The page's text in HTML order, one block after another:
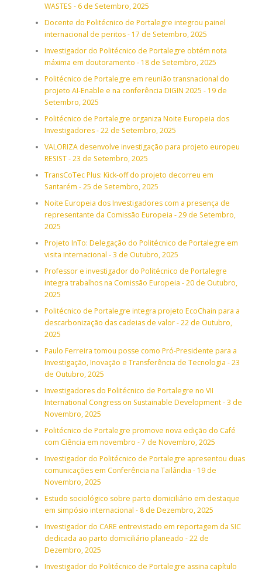
WASTES - 6 de Setembro, 2025
Docente do Politécnico de Portalegre integrou painel
internacional de peritos - 17 de Setembro, 2025
Investigador do Politécnico de Portalegre obtém nota
máxima em doutoramento - 18 de Setembro, 2025
Politécnico de Portalegre em reunião transnacional do
projeto AI-Enable e na conferência DIGIN 2025 - 19 de
Setembro, 2025
Politécnico de Portalegre organiza Noite Europeia dos
Investigadores - 22 de Setembro, 2025
VALORIZA desenvolve investigação para projeto europeu
RESIST - 23 de Setembro, 2025
TransCoTec Plus: Kick-off do projeto decorreu em
Santarém - 25 de Setembro, 2025
Noite Europeia dos Investigadores com a presença de
representante da Comissão Europeia - 29 de Setembro,
2025
Projeto InTo: Delegação do Politécnico de Portalegre em
visita internacional - 3 de Outubro, 2025
Professor e investigador do Politécnico de Portalegre
integra trabalhos na Comissão Europeia - 20 de Outubro,
2025
Politécnico de Portalegre integra projeto EcoChain para a
descarbonização das cadeias de valor - 22 de Outubro,
2025
Paulo Ferreira tomou posse como Pró-Presidente para a
Investigação, Inovação e Transferência de Tecnologia - 23
de Outubro, 2025
Investigadores do Politécnico de Portalegre no VII
International Congress on Sustainable Development - 3 de
Novembro, 2025
Politécnico de Portalegre promove nova edição do Café
com Ciência em novembro - 7 de Novembro, 2025
Investigador do Politécnico de Portalegre apresentou duas
comunicações em Conferência na Tailândia - 19 de
Novembro, 2025
Estudo sociológico sobre parto domiciliário em destaque
em simpósio internacional - 8 de Dezembro, 2025
Investigador do CARE entrevistado em reportagem da SIC
dedicada ao parto domiciliário planeado - 22 de
Dezembro, 2025
Investigador do Politécnico de Portalegre assina capítulo